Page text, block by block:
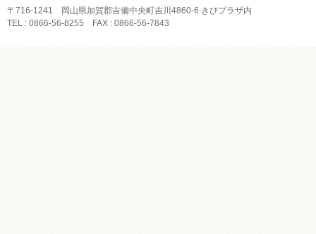
〒716-1241 岡山県加賀郡吉備中央町吉川4860-6 きびプラザ内
TEL : 0866-56-8255 FAX : 0866-56-7843